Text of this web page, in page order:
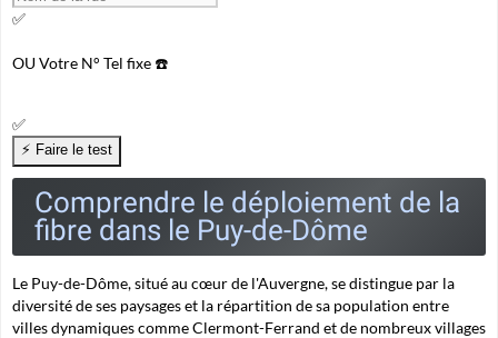
✅
OUVotre N° Tel fixe ☎️
✅
Comprendre le déploiement de la
fibre dans le Puy-de-Dôme
Le Puy-de-Dôme, situé au cœur de l'Auvergne, se distingue par la
diversité de ses paysages et la répartition de sa population entre
villes dynamiques comme Clermont-Ferrand et de nombreux villages